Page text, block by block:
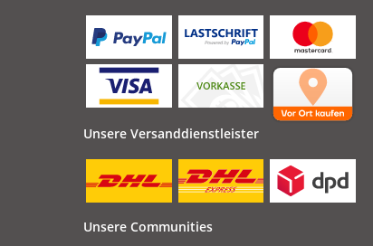
Unsere Versanddienstleister
Unsere Communities